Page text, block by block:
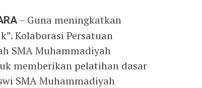
– Guna meningkatkan
Kolaborasi Persatuan
SMA Muhammadiyah
memberikan pelatihan dasar
SMA Muhammadiyah